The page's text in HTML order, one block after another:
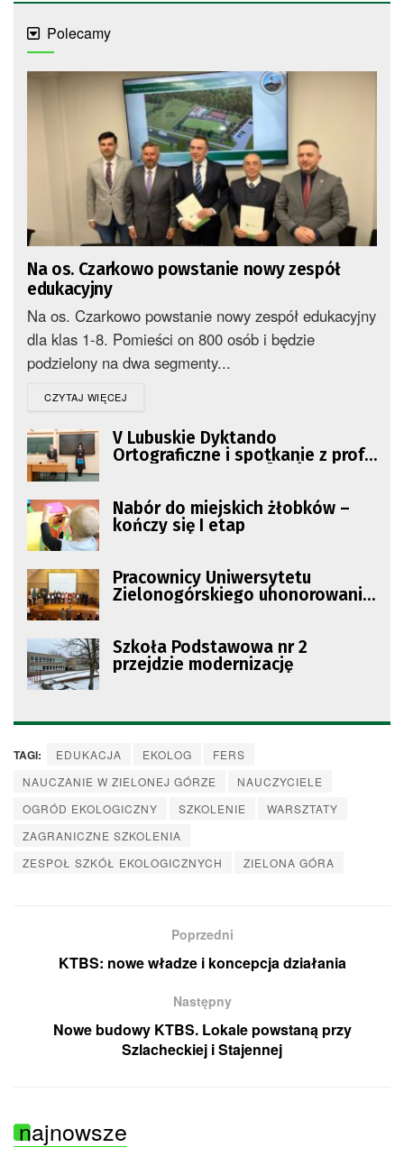
Polecamy
Na os. Czarkowo powstanie nowy zespół
edukacyjny
Na os. Czarkowo powstanie nowy zespół edukacyjny
dla klas 1-8. Pomieści on 800 osób i będzie
podzielony na dwa segmenty...
CZYTAJ WIĘCEJ
V Lubuskie Dyktando
Ortograficzne i spotkanie z prof.
Nabór do miejskich żłobków –
kończy się I etap
Pracownicy Uniwersytetu
Zielonogórskiego uhonorowani
Szkoła Podstawowa nr 2
przejdzie modernizację
TAGI: EDUKACJA EKOLOG
FERS
NAUCZANIE W ZIELONEJ GÓRZE
NAUCZYCIELE
OGRÓD EKOLOGICZNY
SZKOLENIE
WARSZTATY
ZAGRANICZNE SZKOLENIA
ZESPOŁ SZKÓŁ EKOLOGICZNYCH
ZIELONA GÓRA
Poprzedni
KTBS: nowe władze i koncepcja działania
Następny
Nowe budowy KTBS. Lokale powstaną przy
Szlacheckiej i Stajennej
najnowsze